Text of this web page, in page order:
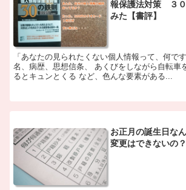
報保護法対策 ３
みた【書評】
「あなたの見られたくない個人情報って、何で
名、病歴、思想信条、 あくびをしながら自転車
るとキュンとくる など、色んな要素がある...
お正月の誕生日な
変更はできないの？